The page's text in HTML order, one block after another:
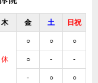
木 金 土 日祝
休
○ ○ ○
○ - -
- ○ ○